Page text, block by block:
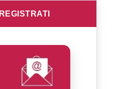
REGISTRATI